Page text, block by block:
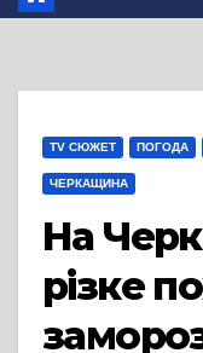
TV СЮЖЕТ ПОГОДА
ЧЕРКАЩИНА
На
різке